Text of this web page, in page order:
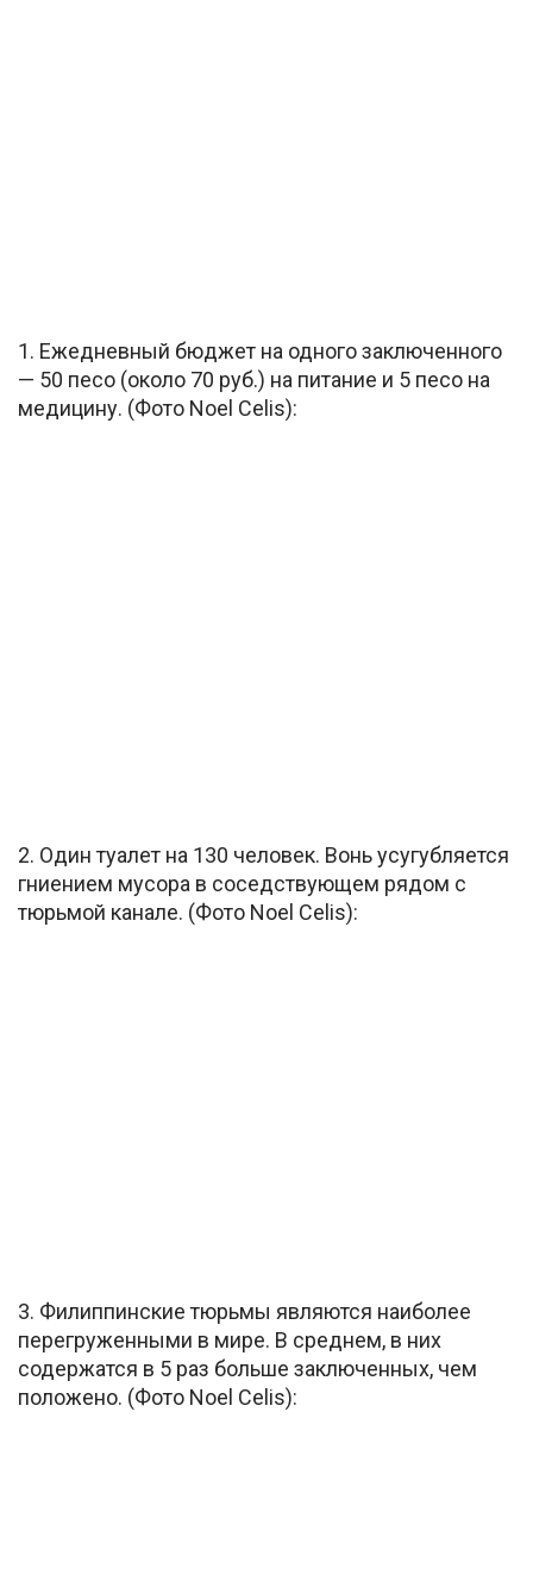
1. Ежедневный бюджет на одного заключенного
— 50 песо (около 70 pуб.) на питание и 5 песо на
медицину. (Фото Noel Celis):
2. Один туалет на 130 человек. Вонь усугубляется
гниением мусора в соседствующем рядом с
тюрьмой канале. (Фото Noel Celis):
3. Филиппинские тюрьмы являются наиболее
перегруженными в мире. В среднем, в них
содержатся в 5 раз больше заключенных, чем
положено. (Фото Noel Celis):